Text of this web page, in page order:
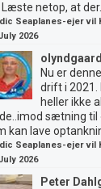
netop, at der...
Seaplanes-ejer vil
2026
olyndgaard
Nu er
drift i 2021.
heller ikke
sætning
kan lave
Seaplanes-ejer vil
2026
Peter